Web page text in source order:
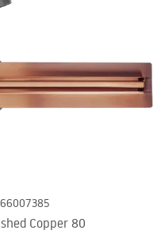
Copper 80